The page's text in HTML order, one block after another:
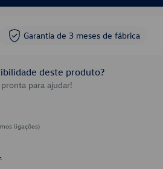
Garantia de 3 meses de fábrica
deste produto?
para ajudar!
ligações)